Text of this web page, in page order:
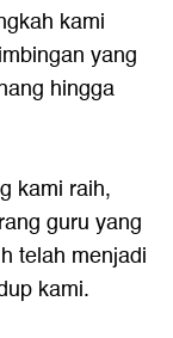
kami
yang
hingga
kami raih,
guru yang
telah menjadi
kami.